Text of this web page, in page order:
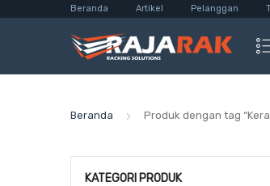
Beranda Artikel Pelanggan
Beranda Produk dengan tag
KATEGORI PRODUK